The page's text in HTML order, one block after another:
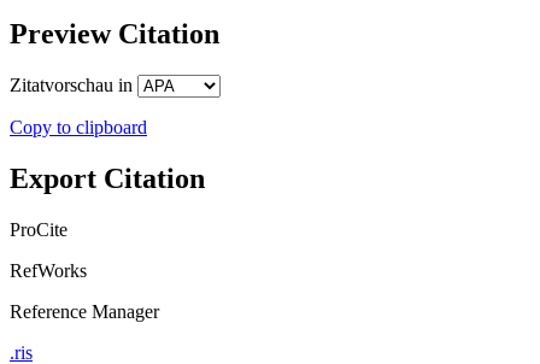
Preview Citation
Zitatvorschau in
Copy to clipboard
Export Citation
ProCite
RefWorks
Reference Manager
.ris